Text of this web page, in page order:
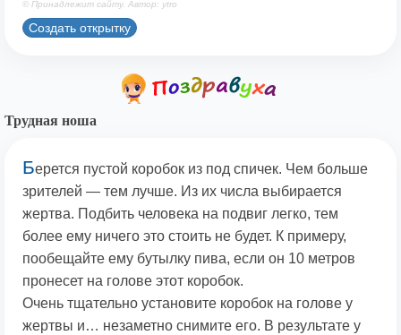
© Принадлежит сайту. Автор: ytro
Создать открытку
Трудная ноша
Берется пустой коробок из под спичек. Чем больше
зрителей — тем лучше. Из их числа выбирается
жертва. Подбить человека на подвиг легко, тем
более ему ничего это стоить не будет. К примеру,
пообещайте ему бутылку пива, если он 10 метров
пронесет на голове этот коробок.
Очень тщательно установите коробок на голове у
жертвы и… незаметно снимите его. В результате у